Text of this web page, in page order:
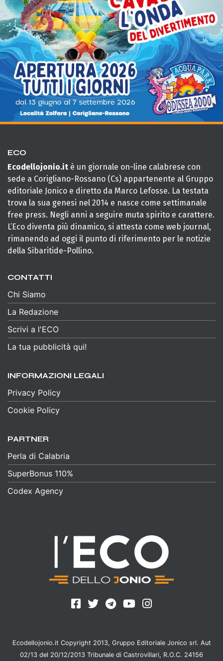
ECO
Ecodellojonio.it è un giornale on-line calabrese con
sede a Corigliano-Rossano (Cs) appartenente al Gruppo
editoriale Jonico e diretto da Marco Lefosse. La testata
trova la sua genesi nel 2014 e nasce come settimanale
free press. Negli anni a seguire muta spirito e carattere.
L’Eco diventa più dinamico, si attesta come web journal,
rimanendo ad oggi il punto di riferimento per le notizie
della Sibaritide-Pollino.
CONTATTI
Chi Siamo
La Redazione
Scrivi a l'ECO
La tua pubblicità qui!
INFORMAZIONI LEGALI
Privacy Policy
Cookie Policy
PARTNER
Perla di Calabria
SuperBonus 110%
Codex Agency
Ecodellojonio.it Copyright 2013, Gruppo Editoriale Jonico srl. Aut
02/13 del 20/12/2013 Tribunale di Castrovillari, R.O.C. 24156